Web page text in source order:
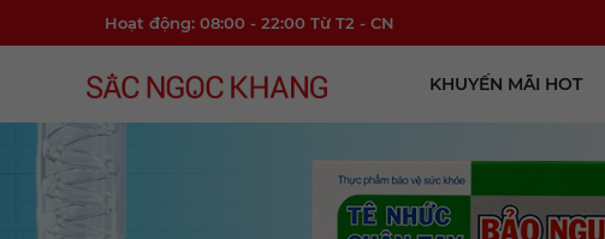
Hoạt động: 08:00 - 22:00 Từ T2 - CN
KHUYẾN MÃI HOT